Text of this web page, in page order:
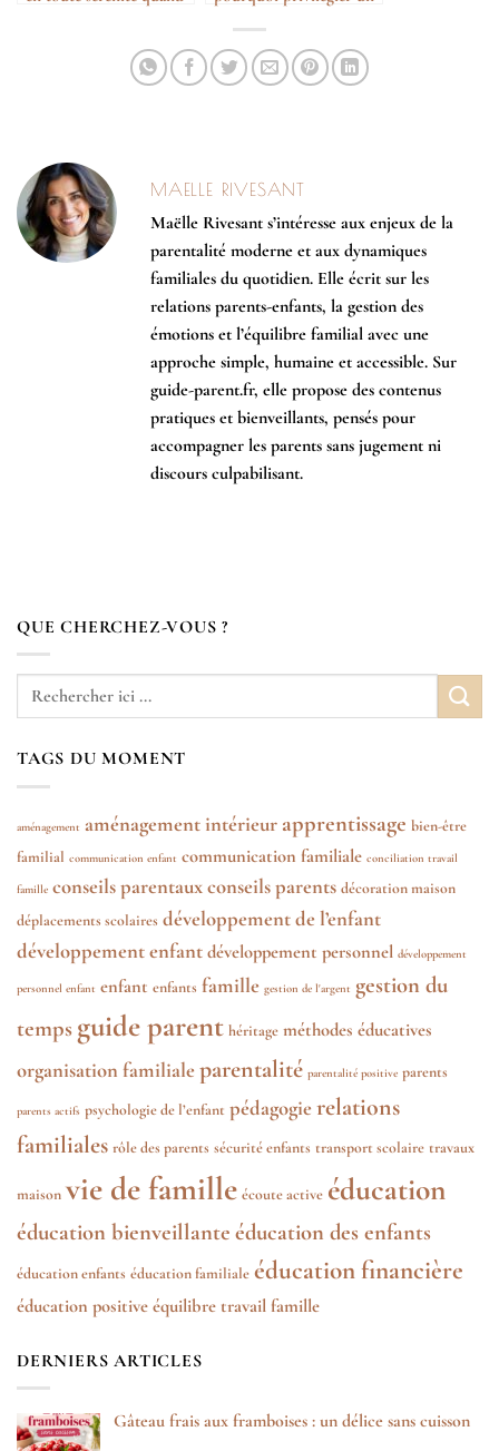
MAELLE RIVESANT
Maëlle Rivesant s’intéresse aux enjeux de la
parentalité moderne et aux dynamiques
familiales du quotidien. Elle écrit sur les
relations parents-enfants, la gestion des
émotions et l’équilibre familial avec une
approche simple, humaine et accessible. Sur
guide-parent.fr, elle propose des contenus
pratiques et bienveillants, pensés pour
accompagner les parents sans jugement ni
discours culpabilisant.
QUE CHERCHEZ-VOUS ?
TAGS DU MOMENT
aménagement aménagement intérieur apprentissage bien-être
familial communication enfant communication familiale conciliation travail
famille conseils parentauxconseils parents décoration maison
déplacements scolaires développement de l’enfant
développement enfant développement personnel développement
personnel enfant enfant enfants famille gestion de l'argent gestion du
temps guide parent héritage méthodes éducatives
organisation familialeparentalité parentalité positive parents
parents actifs psychologie de l’enfant pédagogierelations
familiales rôle des parents sécurité enfants transport scolaire travaux
maison vie de famille écoute active éducation
éducation bienveillante éducation des enfants
éducation enfants éducation familiale éducation financière
éducation positive équilibre travail famille
DERNIERS ARTICLES
Gâteau frais aux framboises : un délice sans cuisson